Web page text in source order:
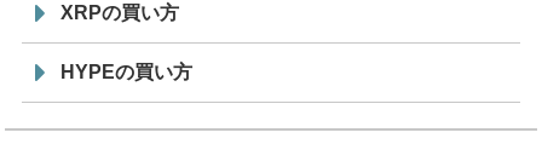
XRPの買い方
HYPEの買い方